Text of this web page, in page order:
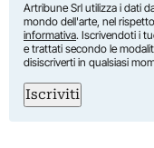
Artribune Srl utilizza i dati
mondo dell'arte, nel
informativa. Iscrivendoti i
e trattati secondo le
disiscriverti in qualsiasi
Iscriviti